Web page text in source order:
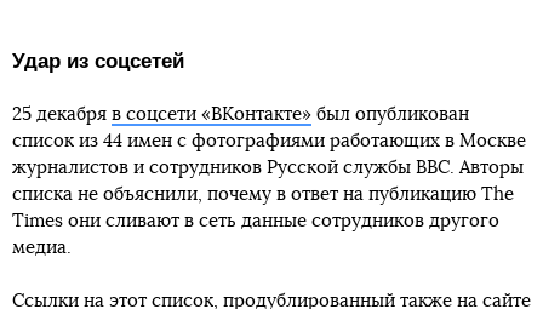
Удар из соцсетей
25 декабря в соцсети «ВКонтакте» был опубликован
список из 44 имен с фотографиями работающих в Москве
журналистов и сотрудников Русской службы BBC. Авторы
списка не объяснили, почему в ответ на публикацию The
Times они сливают в сеть данные сотрудников другого
медиа.
Ссылки на этот список, продублированный также на сайте